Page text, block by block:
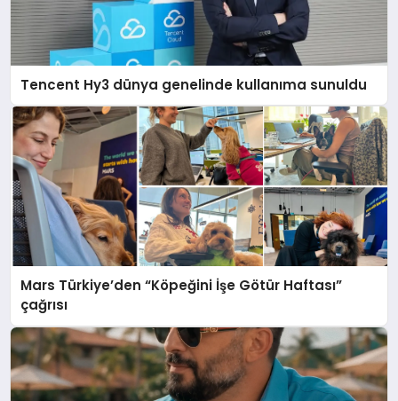
Tencent Hy3 dünya genelinde kullanıma sunuldu
Mars Türkiye’den “Köpeğini İşe Götür Haftası”
çağrısı